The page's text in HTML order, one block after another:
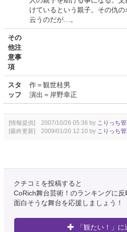
けているという親子。その仇
云うのだが…。
その
他注
意事
項
スタ
ッフ
作＝観世桂男
演出＝岸野幸正
[情報提供] 2007/10/26 05:36 by こりっち
[最終更新] 2009/01/20 12:10 by こりっち
クチコミを投稿すると
CoRich舞台芸術！のランキングに反
面白そうな舞台を応援しましょう！
「観たい！」に